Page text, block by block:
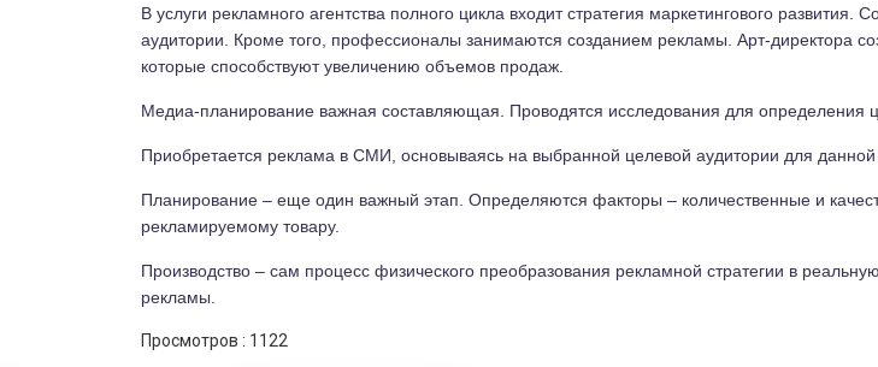
В услуги рекламного агентства полного цикла входит стратегия маркетингового
аудитории. Кроме того, профессионалы занимаются созданием рекламы. Арт-директора
которые способствуют увеличению объемов продаж.
Медиа-планирование важная составляющая. Проводятся исследования для определения
Приобретается реклама в СМИ, основываясь на выбранной целевой аудитории для
Планирование – еще один важный этап. Определяются факторы – количественные и
рекламируемому товару.
Производство – сам процесс физического преобразования рекламной стратегии в
рекламы.
Просмотров : 1122